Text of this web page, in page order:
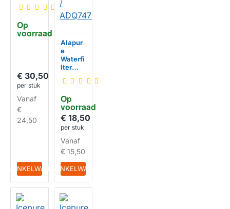
Op
voorraad
geschi
LG
LT1000
€ 30,50
per stuk
Vanaf
€
24,50
IN WINKELWAGEN
Op
voorraad
Alapur
e
Waterfi
lter
kt voor
ADQ74
7935 /
LT1000
P /
AGF80
30070
4 /
ADQ74
793501
/
ADQ74
7935
€ 18,50
per stuk
Vanaf
€ 15,50
IN WINKELWAGEN